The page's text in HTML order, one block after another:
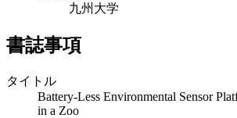
九州大学
書誌事項
タイトル
Battery-Less Environmental Sensor
in a Zoo